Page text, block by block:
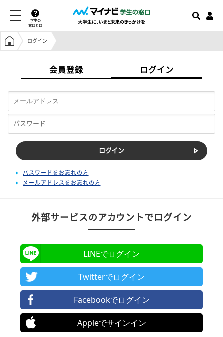
学生の
窓口とは
学生の窓口トップ
ログイン
会員登録 ログイン
パスワードをお忘れの方
メールアドレスをお忘れの方
外部サービスのアカウントでログイン
LINEでログイン
Twitterでログイン
Facebookでログイン
Appleでサインイン